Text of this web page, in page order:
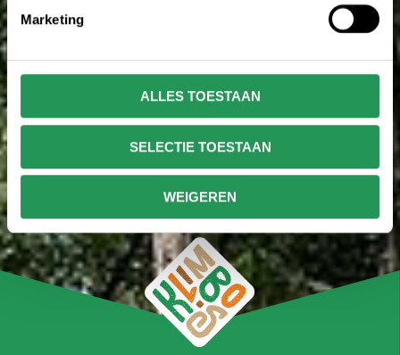
Marketing
ALLES TOESTAAN
SELECTIE TOESTAAN
WEIGEREN